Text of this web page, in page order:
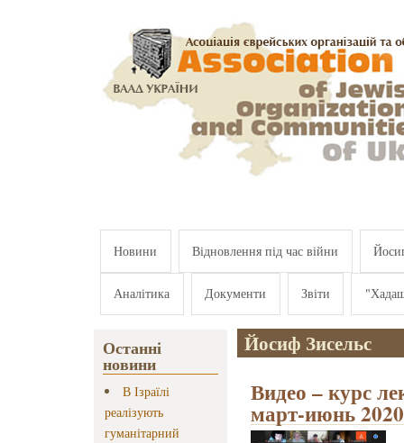
Новини Відновлення під час війни
Аналітика Документи Звіти
Останні
новини
В Ізраїлі
реалізують
гуманітарний
Йосиф Зисельс
Видео – курс
март-июнь